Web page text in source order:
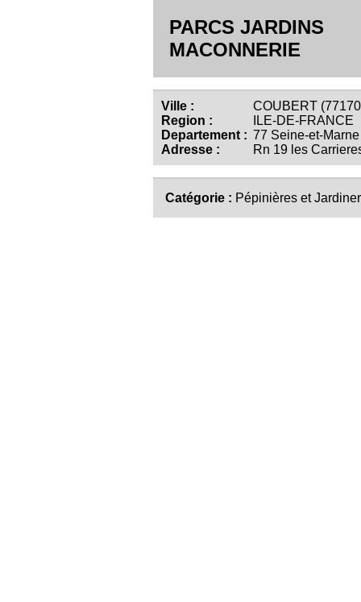
PARCS JARDINS
MACONNERIE
Ville :
COUBERT
Region :
ILE-DE-FRANCE
Departement : 77 Seine-et-Marne
Adresse :
Rn 19 les
Catégorie : Pépinières et